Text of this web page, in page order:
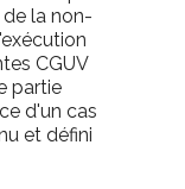
la non-
CGUV
partie
d'un cas
et défini